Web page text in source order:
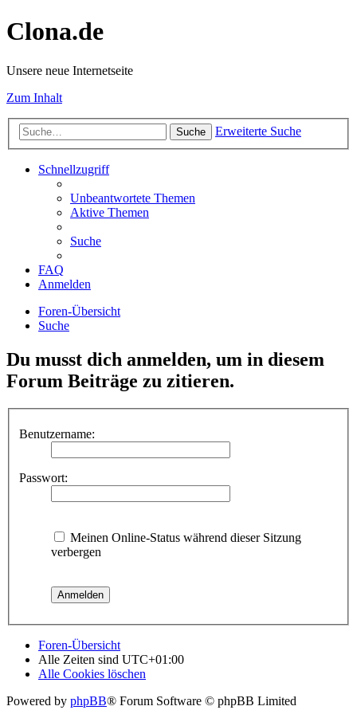
Clona.de
Unsere neue Internetseite
Zum Inhalt
Suche Erweiterte Suche
Schnellzugriff
Unbeantwortete Themen
Aktive Themen
Suche
FAQ
Anmelden
Foren-Übersicht
Suche
Du musst dich anmelden, um in diesem
Forum Beiträge zu zitieren.
Benutzername:
Passwort:
Meinen Online-Status während dieser Sitzung
verbergen
Foren-Übersicht
Alle Zeiten sind UTC+01:00
Alle Cookies löschen
Powered by phpBB® Forum Software © phpBB Limited